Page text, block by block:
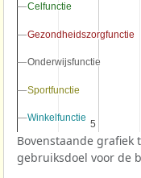
5
5
Celfunctie
Celfunctie
Gezondheidszorgfunctie
Gezondheidszorgfunctie
Onderwijsfunctie
Onderwijsfunctie
Sportfunctie
Sportfunctie
Winkelfunctie
Winkelfunctie
Bovenstaande
gebruiksdoel voor de